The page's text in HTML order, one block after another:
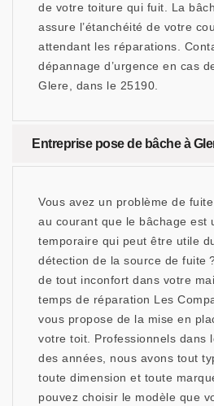
de votre toiture qui fuit. La
assure l’étanchéité de votre
attendant les réparations.
dépannage d’urgence en cas
Glere, dans le 25190.
Entreprise pose de bâche à
Vous avez un problème de
au courant que le bâchage est
temporaire qui peut être utile
détection de la source de fuite
de tout inconfort dans votre
temps de réparation Les
vous propose de la mise en
votre toit. Professionnels dans
des années, nous avons tout
toute dimension et toute
pouvez choisir le modèle que